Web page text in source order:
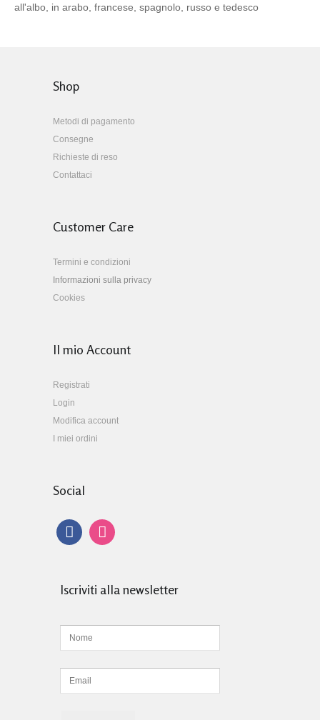
all'albo, in arabo, francese, spagnolo, russo e tedesco
Shop
Metodi di pagamento
Consegne
Richieste di reso
Contattaci
Customer Care
Termini e condizioni
Informazioni sulla privacy
Cookies
Il mio Account
Registrati
Login
Modifica account
I miei ordini
Social
Iscriviti alla newsletter